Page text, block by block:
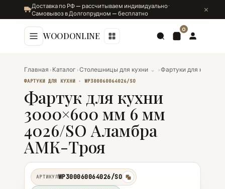
Доставка по РФ — рассчитываем индивидуально ·
Самовывоз в Долгопрудном — бесплатно
WOODONLINE
0
Главная › Каталог ›Столешницы для кухни ⌄ ›Фартуки для кухни
ФАРТУКИ ДЛЯ КУХНИ · WP300060064026/SO
Фартук для кухни
3000×600 мм 6 мм
4026/SO Аламбра
АМК-Троя
АРТИКУЛWP300060064026/SO
копировать